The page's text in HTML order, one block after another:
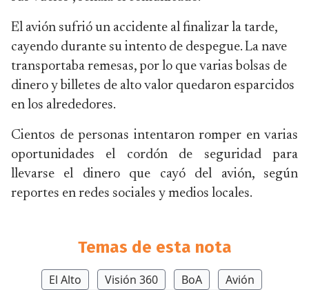
El avión sufrió un accidente al finalizar la tarde,
cayendo durante su intento de despegue. La nave
transportaba remesas, por lo que varias bolsas de
dinero y billetes de alto valor quedaron esparcidos
en los alrededores.
Cientos de personas intentaron romper en varias
oportunidades el cordón de seguridad para
llevarse el dinero que cayó del avión, según
reportes en redes sociales y medios locales.
Temas de esta nota
El Alto Visión 360 BoA
Avión